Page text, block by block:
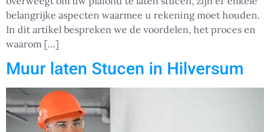
belangrijke aspecten waarmee u rekening moet houden.
In dit artikel bespreken we de voordelen, het proces en
waarom […]
Muur laten Stucen in Hilversum